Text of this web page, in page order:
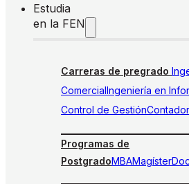
Estudia
en la FEN
Carreras de pregrado
ComercialIngeniería en
Control de Gestión
Programas de
PostgradoMBAMagíster